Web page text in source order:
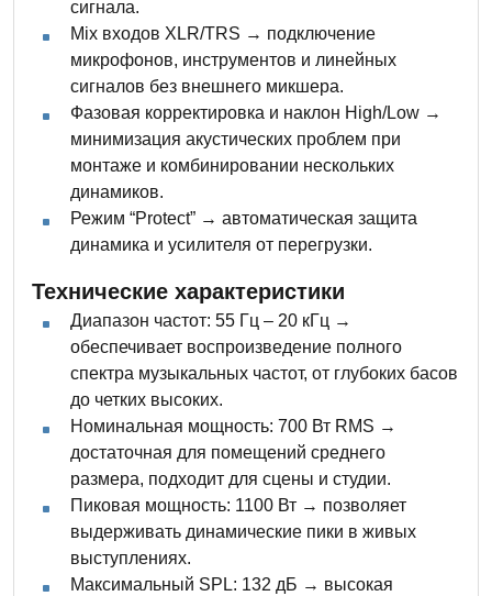
сигнала.
Mix входов XLR/TRS → подключение
микрофонов, инструментов и линейных
сигналов без внешнего микшера.
Фазовая корректировка и наклон High/Low →
минимизация акустических проблем при
монтаже и комбинировании нескольких
динамиков.
Режим “Protect” → автоматическая защита
динамика и усилителя от перегрузки.
Технические характеристики
Диапазон частот: 55 Гц – 20 кГц →
обеспечивает воспроизведение полного
спектра музыкальных частот, от глубоких басов
до четких высоких.
Номинальная мощность: 700 Вт RMS →
достаточная для помещений среднего
размера, подходит для сцены и студии.
Пиковая мощность: 1100 Вт → позволяет
выдерживать динамические пики в живых
выступлениях.
Максимальный SPL: 132 дБ → высокая